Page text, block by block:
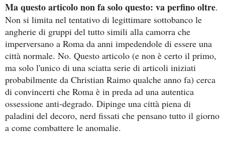
Ma questo articolo non fa solo questo: va perfino oltre.
Non si limita nel tentativo di legittimare sottobanco le
angherie di gruppi del tutto simili alla camorra che
imperversano a Roma da anni impedendole di essere una
città normale. No. Questo articolo (e non è certo il primo,
ma solo l'unico di una sciatta serie di articoli iniziati
probabilmente da Christian Raimo qualche anno fa) cerca
di convincerti che Roma è in preda ad una autentica
ossessione anti-degrado. Dipinge una città piena di
paladini del decoro, nerd fissati che pensano tutto il giorno
a come combattere le anomalie.